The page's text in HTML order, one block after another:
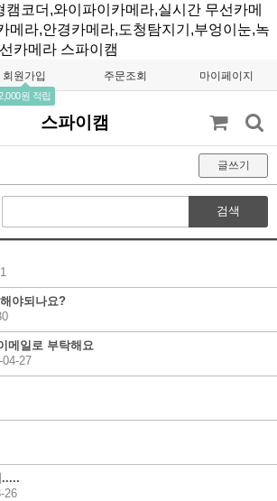
코더,와이파이카메라,실시간 무선카메
메라,안경카메라,도청탐지기,부엉이눈,녹
카메라 스파이캠
회원가입
원 적립
주문조회 마이페이지
스파이캠
글쓰기
검색
야되나요?
메일로 부탁해요
04-27
.....
26